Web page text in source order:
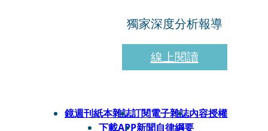
獨家深度分析報導
線上閱讀
鏡週刊紙本雜誌訂閱電子雜誌內容授權
下載APP新聞自律綱要